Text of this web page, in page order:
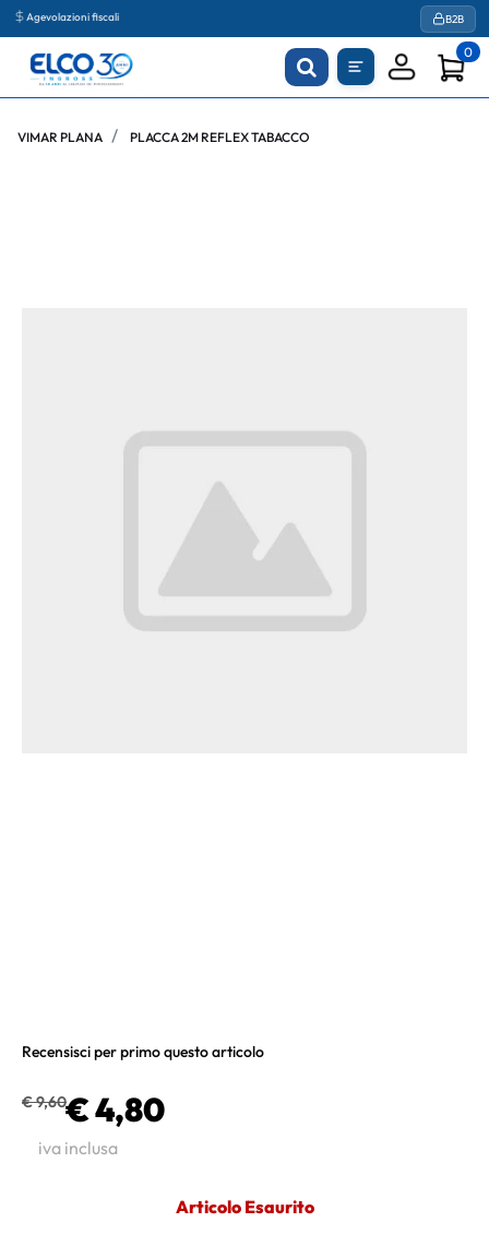
Agevolazioni fiscali B2B
0
VIMAR PLANA PLACCA 2M REFLEX TABACCO
Recensisci per primo questo articolo
€ 9,60€ 4,80
iva inclusa
Articolo Esaurito